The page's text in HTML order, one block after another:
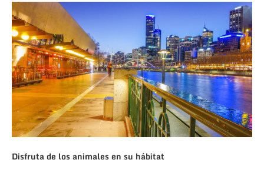
Disfruta de los animales en su hábitat